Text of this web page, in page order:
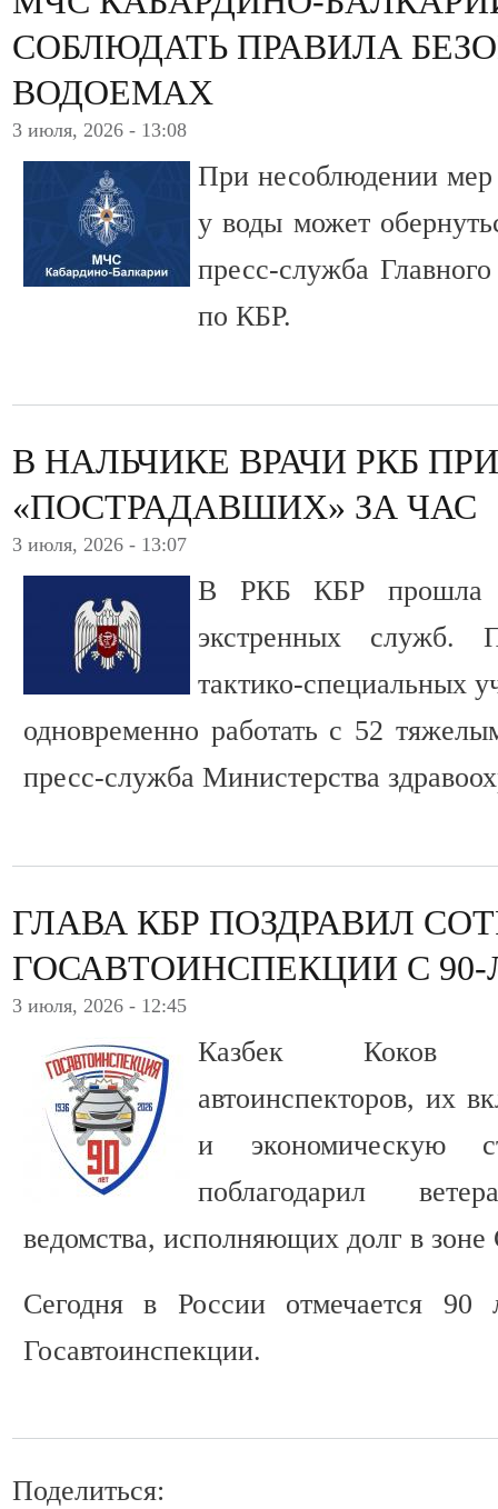
СОБЛЮДАТЬ ПРАВИЛА
ВОДОЕМАХ
3 июля, 2026 - 13:08
При несоблюдении мер
у воды может
пресс-служба
по КБР.
В НАЛЬЧИКЕ ВРАЧИ РКБ
«ПОСТРАДАВШИХ» ЗА ЧАС
3 июля, 2026 - 13:07
В РКБ КБР прошла
экстренных служб.
тактико-специальных
одновременно работать с 52
пресс-служба Министерства
ГЛАВА КБР ПОЗДРАВИЛ
ГОСАВТОИНСПЕКЦИИ С
3 июля, 2026 - 12:45
Казбек Коков
автоинспекторов, их
и экономическую
поблагодарил
ведомства, исполняющих долг в
Сегодня в России отмечается 90
Госавтоинспекции.
Поделиться: